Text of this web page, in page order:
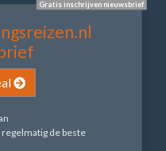
Gratis inschrijven nieuwsbrief
de beste